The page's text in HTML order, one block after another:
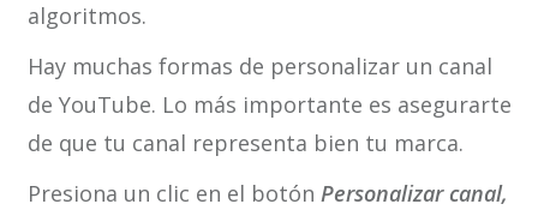
algoritmos.
Hay muchas formas de personalizar un canal
de YouTube. Lo más importante es asegurarte
de que tu canal representa bien tu marca.
Presiona un clic en el botón Personalizar canal,